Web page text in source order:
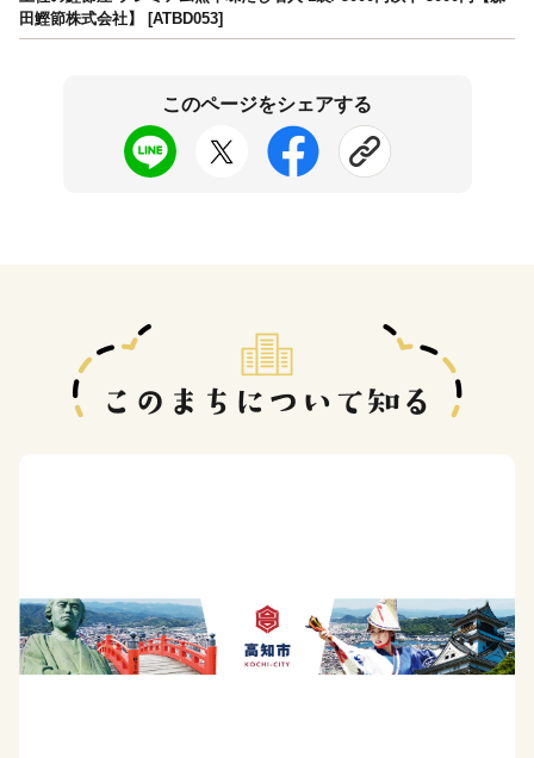
田鰹節株式会社】 [ATBD053]
このページをシェアする